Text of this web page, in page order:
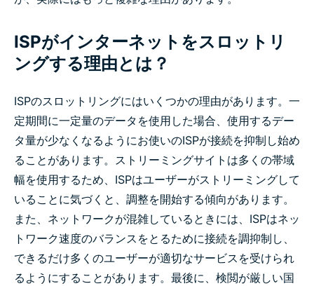
ISPがインターネットをスロットリ
ングする理由とは？
ISPのスロットリングにはいくつかの理由があります。一
定期間に一定量のデータを使用した場合、使用するデー
タ量が少なくなるようにお使いのISPが接続を抑制し始め
ることがあります。ストリーミングサイトは多くの帯域
幅を使用するため、ISPはユーザーがストリーミングして
いることに気づくと、調整を開始する傾向があります。
また、ネットワークが混雑しているときには、ISPはネッ
トワーク速度のバランスをとるために接続を調抑制し、
できるだけ多くのユーザーが適切なサービスを受けられ
るようにすることがあります。最後に、検閲が厳しい国